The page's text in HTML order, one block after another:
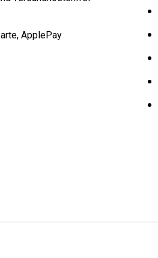
ApplePay